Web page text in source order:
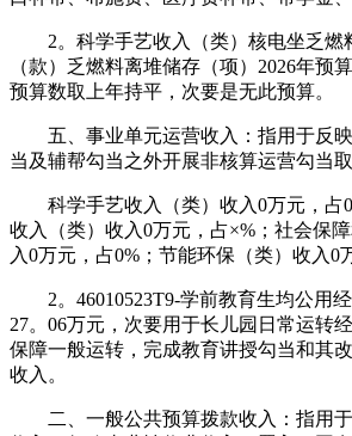
2。科学手艺收入（类）核电坐乏燃
（款）乏燃料离堆储存（项）2026年预
预算数取上年持平，次要是无此预算。
五、事业单元运营收入：指用于反映
当及辅帮勾当之外开展非核算运营勾当取
科学手艺收入（类）收入0万元，占
收入（类）收入0万元，占×%；社会保
入0万元，占0%；节能环保（类）收入0
2。46010523T9-学前教育生均公用
27。06万元，次要用于长儿园日常运转
保障一般运转，完成教育讲授勾当和其
收入。
二、一般公共预算拨款收入：指用于